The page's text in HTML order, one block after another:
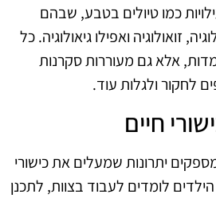
כמו טיולים בטבע, שבהם
זואולוגיה ואפילו גיאולוגיה. כל
אלא גם מעוררות סקרנות
לחקור ולגלות עוד.
חיים
מספקים יתרונות שמעלים את כישורי
לומדים לעבוד בצוות, לתכנן